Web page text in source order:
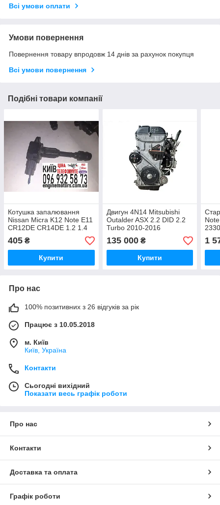
Всі умови оплати
Умови повернення
Повернення товару впродовж 14 днів за рахунок покупця
Всі умови повернення
Подібні товари компанії
Котушка запалювання
Nissan Micra K12 Note E11
CR12DE CR14DE 1.2 1.4
2002-2013 22448AX001
405 ₴
Купити
Двигун 4N14 Mitsubishi
Outalder ASX 2.2 DID 2.2
Turbo 2010-2016
контрактний із Японії
135 000₴
Купити
1
Про нас
100% позитивних з 26 відгуків за рік
Працює з 10.05.2018
м. Київ
Київ, Україна
Контакти
Сьогодні вихідний
Показати весь графік роботи
Про нас
Контакти
Доставка та оплата
Графік роботи